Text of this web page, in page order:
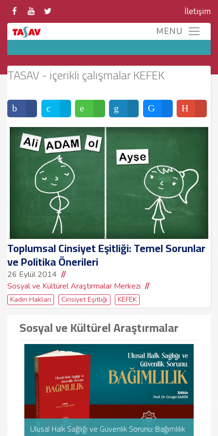
İletişim
TASAV - içerikli çalışmalar KEFEK
Toplumsal Cinsiyet Eşitliği: Temel Sorunlar
ve Politika Önerileri
26 Eylül 2014
Sosyal ve Kültürel Araştırmalar Merkezi
Kadın Hakları Cinsiyet Eşitliği KEFEK
Sosyal ve Kültürel Araştırmalar
Ulusal Halk Sağlığı ve Güvenlik Sorunu: Bağımlılık
Ulusal Halk Sağlığı ve Güvenlik Sorunu: Bağımlılık